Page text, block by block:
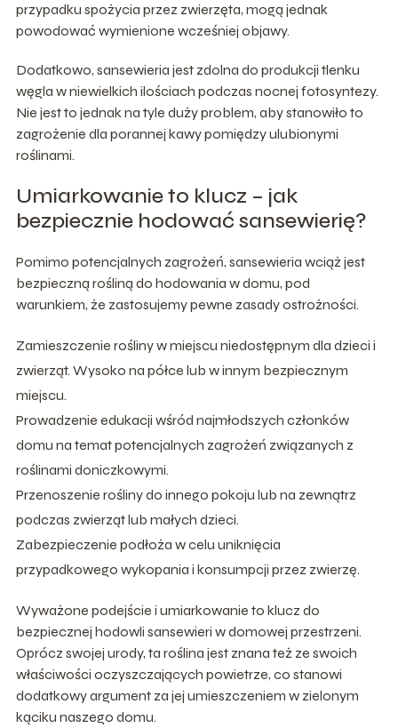
przypadku spożycia przez zwierzęta, mogą jednak
powodować wymienione wcześniej objawy.
Dodatkowo, sansewieria jest zdolna do produkcji tlenku
węgla w niewielkich ilościach podczas nocnej fotosyntezy.
Nie jest to jednak na tyle duży problem, aby stanowiło to
zagrożenie dla porannej kawy pomiędzy ulubionymi
roślinami.
Umiarkowanie to klucz – jak
bezpiecznie hodować sansewierię?
Pomimo potencjalnych zagrożeń, sansewieria wciąż jest
bezpieczną rośliną do hodowania w domu, pod
warunkiem, że zastosujemy pewne zasady ostrożności.
Zamieszczenie rośliny w miejscu niedostępnym dla dzieci i
zwierząt. Wysoko na półce lub w innym bezpiecznym
miejscu.
Prowadzenie edukacji wśród najmłodszych członków
domu na temat potencjalnych zagrożeń związanych z
roślinami doniczkowymi.
Przenoszenie rośliny do innego pokoju lub na zewnątrz
podczas zwierząt lub małych dzieci.
Zabezpieczenie podłoża w celu uniknięcia
przypadkowego wykopania i konsumpcji przez zwierzę.
Wyważone podejście i umiarkowanie to klucz do
bezpiecznej hodowli sansewieri w domowej przestrzeni.
Oprócz swojej urody, ta roślina jest znana też ze swoich
właściwości oczyszczających powietrze, co stanowi
dodatkowy argument za jej umieszczeniem w zielonym
kąciku naszego domu.